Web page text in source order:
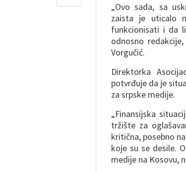
„Ovo sada, sa
zaista je uticalo
funkcionisati i da
odnosno
Vorgučić.
Direktorka
potvrđuje da je
za srpske medije.
„Finansijska
tržište za
kritična, posebno
koje su se desile.
medije na Kosovu,